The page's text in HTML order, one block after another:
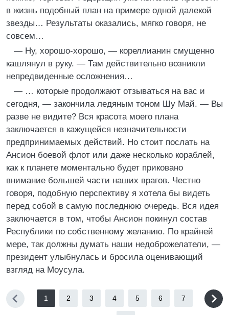
в жизнь подобный план на примере одной далекой
звезды… Результаты оказались, мягко говоря, не
совсем…
— Ну, хорошо-хорошо, — кореллианин смущенно
кашлянул в руку. — Там действительно возникли
непредвиденные осложнения…
— … которые продолжают отзываться на вас и
сегодня, — закончила ледяным тоном Шу Май. — Вы
разве не видите? Вся красота моего плана
заключается в кажущейся незначительности
предпринимаемых действий. Но стоит послать на
Ансион боевой флот или даже несколько кораблей,
как к планете моментально будет приковано
внимание большей части наших врагов. Честно
говоря, подобную перспективу я хотела бы видеть
перед собой в самую последнюю очередь. Вся идея
заключается в том, чтобы Ансион покинул состав
Республики по собственному желанию. По крайней
мере, так должны думать наши недоброжелатели, —
президент улыбнулась и бросила оценивающий
взгляд на Моусула.
1 2 3 4 5 6 7